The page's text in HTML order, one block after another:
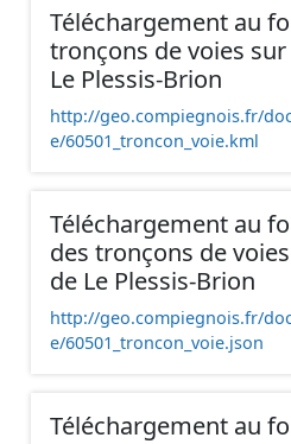
Téléchargement au
tronçons de voies
Le Plessis-Brion
http://geo.compiegnois.fr/
e/60501_troncon_voie.kml
Téléchargement au
des tronçons de
de Le Plessis-Brion
http://geo.compiegnois.fr/
e/60501_troncon_voie.json
Téléchargement au